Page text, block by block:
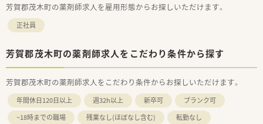
芳賀郡茂木町の薬剤師求人を雇用形態からお探しいただけます。
正社員
芳賀郡茂木町の薬剤師求人をこだわり条件から探す
芳賀郡茂木町の薬剤師求人をこだわり条件からお探しいただけます。
年間休日120日以上 週32h以上 新卒可
ブランク可
~18時までの職場
残業なし(ほぼなし含む)
転勤なし